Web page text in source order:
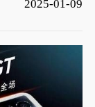
2025-01-09